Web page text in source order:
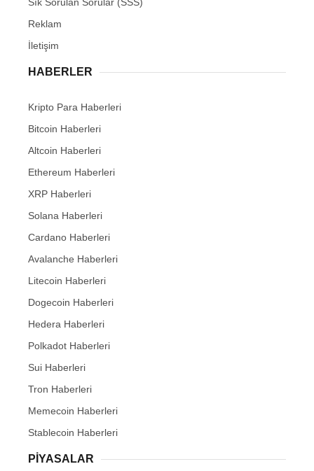
Sık Sorulan Sorular (SSS)
Reklam
İletişim
HABERLER
Kripto Para Haberleri
Bitcoin Haberleri
Altcoin Haberleri
Ethereum Haberleri
XRP Haberleri
Solana Haberleri
Cardano Haberleri
Avalanche Haberleri
Litecoin Haberleri
Dogecoin Haberleri
Hedera Haberleri
Polkadot Haberleri
Sui Haberleri
Tron Haberleri
Memecoin Haberleri
Stablecoin Haberleri
PIYASALAR